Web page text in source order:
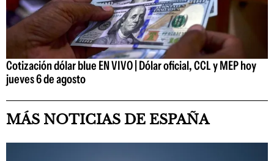
Cotización dólar blue EN VIVO | Dólar oficial, CCL y MEP hoy
jueves 6 de agosto
MÁS NOTICIAS DE ESPAÑA